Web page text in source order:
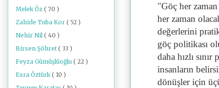
"Göç her
her zaman
değerlerini
göç politikası
daha hızlı
insanların
dönüşler için
Melek Öz ( 70 )
Zahide Tuba Kor ( 52 )
Nehir Nil ( 40 )
Birsen Şöhret ( 33 )
Feyza Gümüşlüoğlu ( 22 )
Esra Öztürk ( 10 )